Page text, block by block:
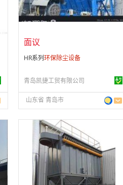
供应产品：7 条
面议
HR系列环保除尘设备
青岛凯捷工贸有限公司
山东省 青岛市
会员注册：
第 4 年
经营模式：生产制造